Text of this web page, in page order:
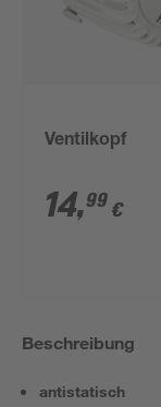
Ventilkopf
14,99 €
Beschreibung
antistatisch